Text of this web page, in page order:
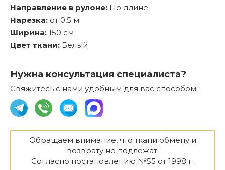
Направление в рулоне: По длине
Нарезка: от 0,5 м
Ширина: 150 см
Цвет ткани: Белый
Нужна консультация специалиста?
Свяжитесь с нами удобным для вас способом:
Обращаем внимание, что ткани обмену и
возврату не подлежат!
Согласно постановлению №55 от 1998 г.